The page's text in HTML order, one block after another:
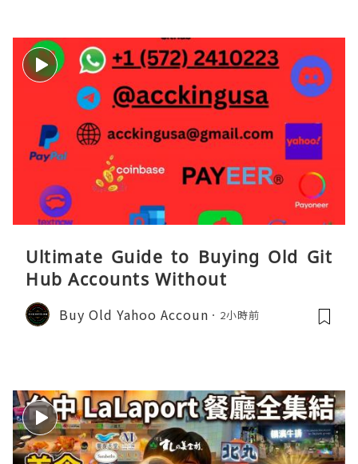
Ultimate Guide to Buying Old Git
Hub Accounts Without
Buy Old Yahoo Accoun 2小時前